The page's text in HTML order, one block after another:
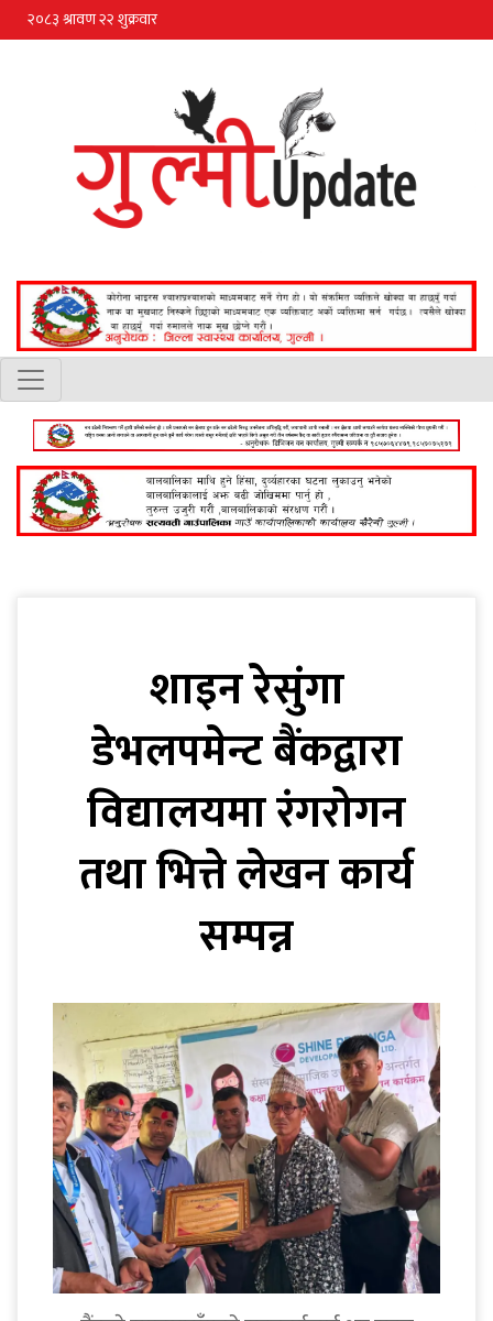
शाइन रेसुंगा
डेभलपमेन्ट बैंकद्वारा
विद्यालयमा रंगरोगन
तथा भित्ते लेखन कार्य
सम्पन्न